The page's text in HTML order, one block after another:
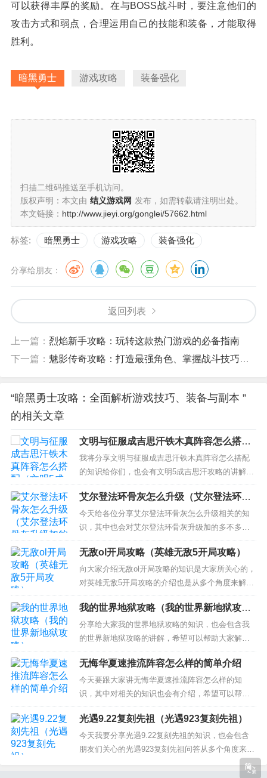
可以获得丰厚的奖励。在与BOSS战斗时，要注意他们的
攻击方式和弱点，合理运用自己的技能和装备，才能取得
胜利。
暗黑勇士 游戏攻略 装备强化
扫描二维码推送至手机访问。
版权声明：本文由 结义游戏网 发布，如需转载请注明出处。
本文链接： http://www.jieyi.org/gonglei/57662.html
标签: 暗黑勇士 游戏攻略 装备强化
分享给朋友：
返回列表
上一篇： 烈焰新手攻略：玩转这款热门游戏的必备指南
下一篇： 魅影传奇攻略：打造最强角色、掌握战斗技巧、获取稀有装备全指南
“暗黑勇士攻略：全面解析游戏技巧、装备与副本 ”
的相关文章
文明与征服成吉思汗铁木真阵容怎么搭配
（文明5成吉思汗攻略）
我将分享文明与征服成吉思汗铁木真阵容怎么搭配
的知识给你们，也会有文明5成吉思汗攻略的讲解，
希望可以解决你们现在的问题！ 本文目录一览：
1、《文明与征服》3个阵容是什么？ 2、文明与征
服阵容搭配推荐 文明与征服阵容最佳搭配 3、《文
明与征服》t0阵容搭配是什么？ 4、《文明与征服》
平民三...
艾尔登法环骨灰怎么升级（艾尔登法环骨
灰升级加的多不多）
今天给各位分享艾尔登法环骨灰怎么升级相关的知
识，其中也会对艾尔登法环骨灰升级加的多不多一
并介绍，如果能碰巧解决你现在面临的问题，别忘
了关注本站，现在开始吧！ 本文目录一览： 1、
《艾尔登法》环 骨灰在哪里强化? 2、《艾尔登法
环》老头环骨灰在哪强化？ 3、艾尔登法环骨灰怎能
强化 4、艾尔...
无敌ol开局攻略（英雄无敌5开局攻略）
向大家介绍无敌ol开局攻略的知识是大家所关心的，
对英雄无敌5开局攻略的介绍也是从多个角度来解
答，希望可以让大家解决现在的问题！ 本文目录一
览： 1、《无敌OL（商城版）》铜币怎样获取-铜币
获取攻略 2、无敌OL排兵布阵有什么技巧 3、无敌O
L龙将凤女怎么玩 4、无敌ol有哪些方法获得大量...
我的世界地狱攻略（我的世界新地狱攻
略）
分享给大家我的世界地狱攻略的知识，也会包含我
的世界新地狱攻略的讲解，希望可以帮助大家解决
现在的问题！ 本文目录一览： 1、我的世界怎么去
地狱 2、我的世界手机版怎么去地狱，我的世界手机
地狱攻略 3、我的世界怎么下地狱？ 我的世界怎么
去地狱 需要用黑曜石去制作一个5*4的门，然后使用
打火石点...
无悔华夏速推流阵容怎么样的简单介绍
今天要跟大家讲无悔华夏速推流阵容怎么样的知
识，其中对相关的知识也会有介绍，希望可以帮助
大家解答当下的疑问！ 本文目录一览： 1、无悔华
夏挑战模式大汉名臣没有 2、无悔华夏荀子种田流怎
么玩？无悔华夏荀子种田流攻略 3、无悔华夏大汉结
局 4、无悔华夏荀子阵容搭配 5、无悔华夏挑战模式
光遇9.22复刻先祖（光遇923复刻先祖）
今天我要分享光遇9.22复刻先祖的知识，也会包含
朋友们关心的光遇923复刻先祖问答从多个角度来解
答，我希望能够解决你现在遇到的问题！ 本文目录